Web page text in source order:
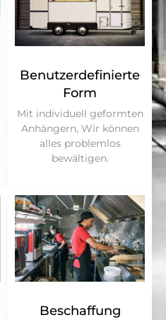
Benutzerdefinierte
Form
Mit individuell geformten
Anhängern, Wir können
alles problemlos
bewältigen.
Beschaffung